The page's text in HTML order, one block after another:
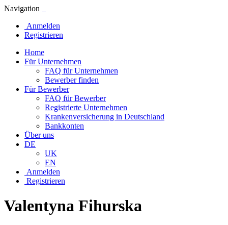
Navigation
Anmelden
Registrieren
Home
Für Unternehmen
FAQ für Unternehmen
Bewerber finden
Für Bewerber
FAQ für Bewerber
Registrierte Unternehmen
Krankenversicherung in Deutschland
Bankkonten
Über uns
DE
UK
EN
Anmelden
Registrieren
Valentyna Fihurska